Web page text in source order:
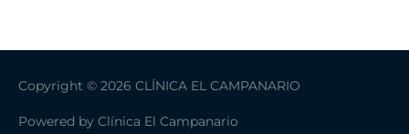
Copyright © 2026 CLÍNICA EL CAMPANARIO
Powered by Clínica El Campanario